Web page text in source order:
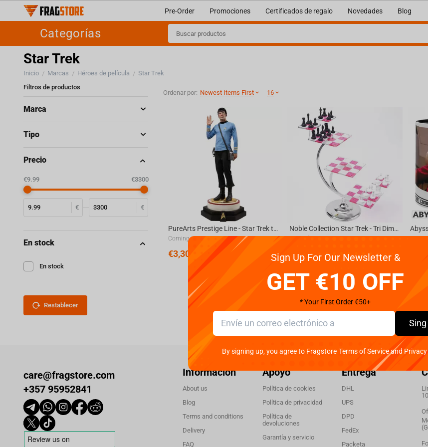
Pre-Order Promociones Certificados de regalo Novedades Blog
Categorías
Star Trek
Inicio / Marcas / Héroes de película / Star Trek
Ordenar por: Newest Items First 16
PureArts Prestige Line - Star Trek the Original Series Spock 1/2 Scale Statue LE
Coming soon
€3,300.
Noble Collection Star Trek - Tri Dimensional Chess Set
€179.99
No
Filtros de productos
Marca
Tipo
Precio
€ €
‎€9.99 ‎€3300
En stock
En stock
Restablecer
care@fragstore.com
+357 95952841
Información
About us
Blog
Terms and conditions
Delivery
FAQ
Apoyo
Política de cookies
Política de privacidad
Política de
devoluciones
Garantía y servicio
Entrega
DHL
UPS
DPD
FedEx
Packeta
Sign Up For Our Newsletter &
GET €10 OFF
* Your First Order €50+
By signing up, you agree to Fragstore Terms of Service and Privacy